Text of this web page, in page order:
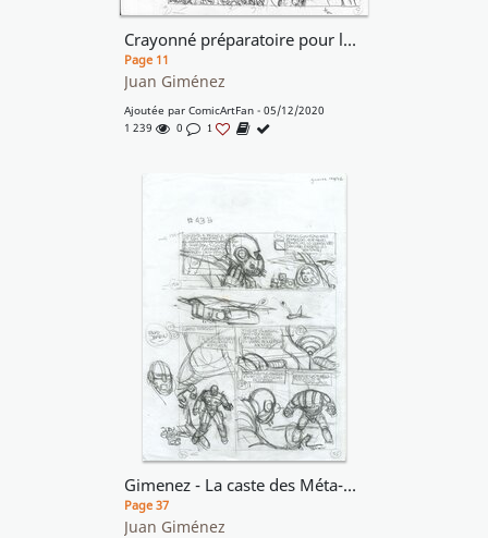
Crayonné préparatoire pour la caste des Méta-Barons
Page 11
Juan Giménez
Ajoutée par ComicArtFan - 05/12/2020
1 239
0 1
Gimenez - La caste des Méta-Barons
Page 37
Juan Giménez